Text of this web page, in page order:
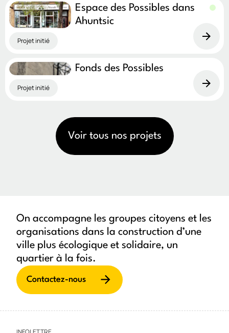
Espace des Possibles dans
Ahuntsic
Projet initié
Fonds des Possibles
Projet initié
Voir tous nos projets
On accompagne les groupes citoyens et les
organisations dans la construction d’une
ville plus écologique et solidaire, un
quartier à la fois.
Contactez-nous